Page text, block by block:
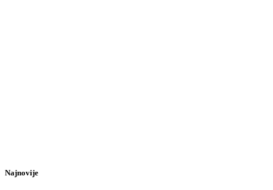
Najnovije